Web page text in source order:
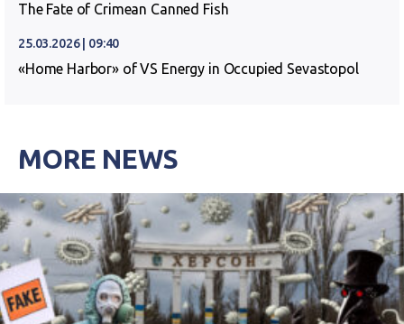
The Fate of Crimean Canned Fish
25.03.2026 | 09:40
«Home Harbor» of VS Energy in Occupied Sevastopol
MORE NEWS